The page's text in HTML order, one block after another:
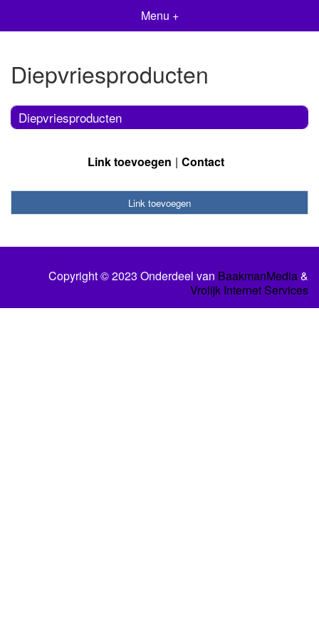
Menu +
Diepvriesproducten
Diepvriesproducten
Link toevoegen Contact
Link toevoegen
Copyright © 2023 Onderdeel van BaakmanMedia&
Vrolijk Internet Services